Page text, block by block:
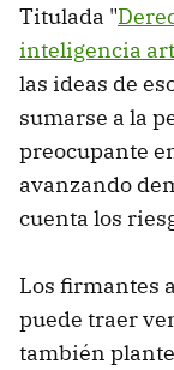
Titulada "
inteligencia
las ideas de
sumarse a la
preocupante
avanzando
cuenta los
Los firmantes
puede traer
también